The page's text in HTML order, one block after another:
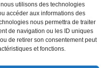
utilisons des technologies
accéder aux informations des
nous permettra de traiter
de navigation ou les ID uniques
de retirer son consentement peut
et fonctions.